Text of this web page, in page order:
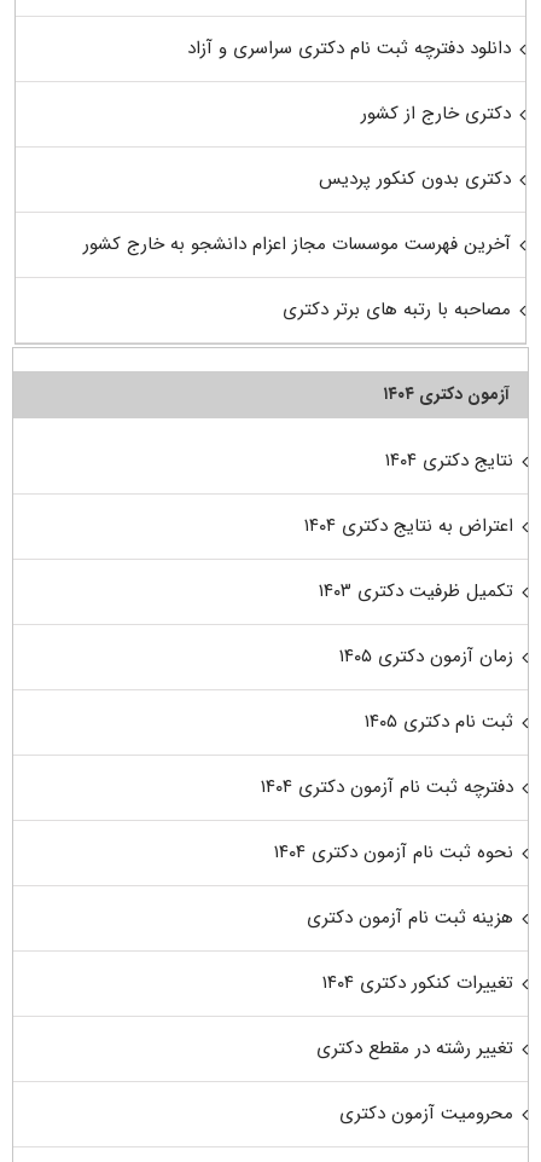
دانلود دفترچه ثبت نام دکتری سراسری و آزاد
دکتری خارج از کشور
دکتری بدون کنکور پردیس
آخرین فهرست موسسات مجاز اعزام دانشجو به خارج کشور
مصاحبه با رتبه های برتر دکتری
آزمون دکتری ۱۴۰۴
نتایج دکتری ۱۴۰۴
اعتراض به نتایج دکتری ۱۴۰۴
تکمیل ظرفیت دکتری ۱۴۰۳
زمان آزمون دکتری ۱۴۰۵
ثبت نام دکتری ۱۴۰۵
دفترچه ثبت نام آزمون دکتری ۱۴۰۴
نحوه ثبت نام آزمون دکتری ۱۴۰۴
هزینه ثبت نام آزمون دکتری
تغییرات کنکور دکتری ۱۴۰۴
تغییر رشته در مقطع دکتری
محرومیت آزمون دکتری